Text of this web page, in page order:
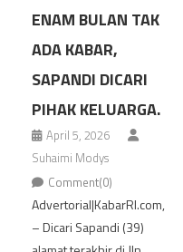
ENAM BULAN TAK
ADA KABAR,
SAPANDI DICARI
PIHAK KELUARGA.
April 5, 2026
Suhaimi Modys
Comment(0)
Advertorial|KabarRI.com,
– Dicari Sapandi (39)